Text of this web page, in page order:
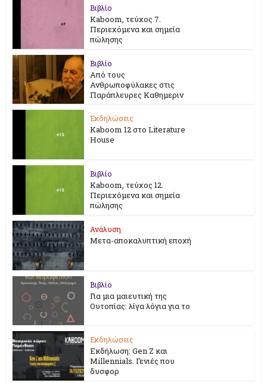
Βιβλίο
Kaboom, τεύχος 7.
Περιεχόμενα και σημεία
πώλησης
Βιβλίο
Από τους
Ανθρωποφύλακες στις
Παράπλευρες Καθημεριν
Εκδηλώσεις
Kaboom 12 στο Literature
House
Βιβλίο
Kaboom, τεύχος 12.
Περιεχόμενα και σημεία
πώλησης
Ανάλυση
Μετα-αποκαλυπτική εποχή
Βιβλίο
Για μια μαιευτική της
Ουτοπίας: λίγα λόγια για το
Εκδηλώσεις
Εκδήλωση: Gen Z και
Millennials. Γενιές που
δυσφορ